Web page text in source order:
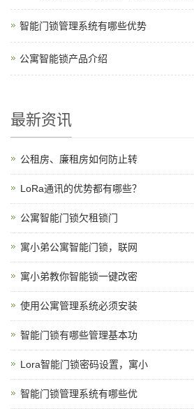
智能门锁管理系统有哪些优势
公寓智能锁产品介绍
最新资讯
公租房、廉租房如何防止转
LoRa通讯的优势都有哪些？
公寓智能门锁欠租锁门
寓小弟公寓智能门锁，联网
寓小弟教你智能锁一键改密
使用公寓管理系统必须安装
智能门锁有哪些管理基本功
Lora智能门锁密码设置，寓小
智能门锁管理系统有哪些优